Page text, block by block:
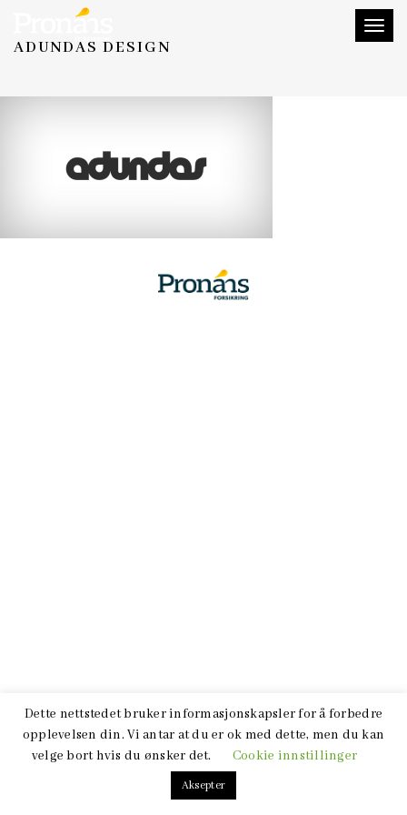
Toggle
ADUNDAS DESIGN
Dette nettstedet bruker informasjonskapsler for å forbedre
opplevelsen din. Vi antar at du er ok med dette, men du kan
velge bort hvis du ønsker det.
Cookie innstillinger
Aksepter